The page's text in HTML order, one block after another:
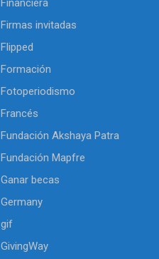
Firmas invitadas
Flipped
Formación
Fotoperiodismo
Francés
Fundación Akshaya Patra
Fundación Mapfre
Ganar becas
Germany
gif
GivingWay